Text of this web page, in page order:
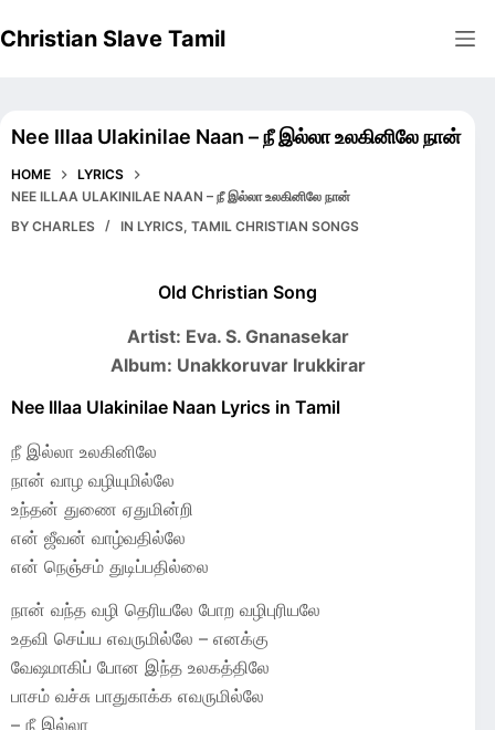
to
Christian Slave Tamil
Nee Illaa Ulakinilae Naan – நீ இல்லா உலகினிலே நான்
HOME
LYRICS
NEE ILLAA ULAKINILAE NAAN – நீ இல்லா உலகினிலே நான்
BY CHARLES IN LYRICS,TAMIL CHRISTIAN SONGS
Old Christian Song
Artist: Eva. S. Gnanasekar
Album: Unakkoruvar Irukkirar
Nee Illaa Ulakinilae Naan Lyrics in Tamil
நீ இல்லா உலகினிலே
நான் வாழ வழியுமில்லே
உந்தன் துணை ஏதுமின்றி
என் ஜீவன் வாழ்வதில்லே
என் நெஞ்சம் துடிப்பதில்லை
நான் வந்த வழி தெரியலே போற வழிபுரியலே
உதவி செய்ய எவருமில்லே – எனக்கு
வேஷமாகிப் போன இந்த உலகத்திலே
பாசம் வச்சு பாதுகாக்க எவருமில்லே
– நீ இல்லா